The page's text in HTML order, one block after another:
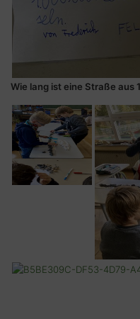
Wie lang ist eine Straße aus